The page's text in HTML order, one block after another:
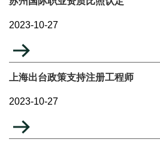
2023-10-27
上海出台政策支持注册工程师
2023-10-27